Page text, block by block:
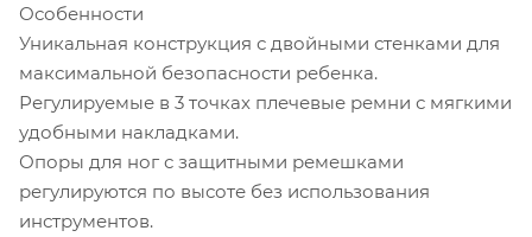
Особенности
Уникальная конструкция с двойными стенками для
максимальной безопасности ребенка.
Регулируемые в 3 точках плечевые ремни с мягкими
удобными накладками.
Опоры для ног с защитными ремешками
регулируются по высоте без использования
инструментов.